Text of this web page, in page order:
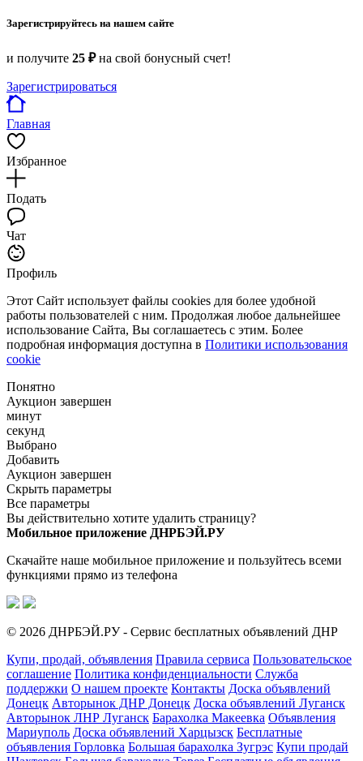
Зарегистрируйтесь на нашем сайте
и получите 25 ₽на свой бонусный счет!
Зарегистрироваться
Главная
Избранное
Подать
Чат
Профиль
Этот Сайт использует файлы cookies для более удобной
работы пользователей с ним. Продолжая любое дальнейшее
использование Сайта, Вы соглашаетесь с этим. Более
подробная информация доступна в Политики использования
cookie
Понятно
Аукцион завершен
минут
секунд
Выбрано
Добавить
Аукцион завершен
Скрыть параметры
Все параметры
Вы действительно хотите удалить страницу?
Мобильное приложение ДНРБЭЙ.РУ
Скачайте наше мобильное приложение и пользуйтесь всеми
функциями прямо из телефона
© 2026 ДНРБЭЙ.РУ - Сервис бесплатных объявлений ДНР
Купи, продай, объявления Правила сервиса Пользовательское
соглашение Политика конфиденциальности Служба
поддержки О нашем проекте Контакты Доска объявлений
Донецк Авторынок ДНР Донецк Доска объявлений Луганск
Авторынок ЛНР Луганск Барахолка Макеевка Объявления
Мариуполь Доска объявлений Харцызск Бесплатные
объявления Горловка Большая барахолка Зугрэс Купи продай